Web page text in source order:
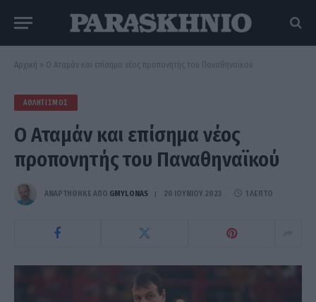
Αρχική » Ο Αταμάν και επίσημα νέος προπονητής του Παναθηναϊκού
ΑΘΛΗΤΙΣΜΌΣ
Ο Αταμάν και επίσημα νέος
προπονητής του Παναθηναϊκού
ΑΝΑΡΤΗΘΗΚΕ ΑΠΟ GMYLONAS 20 ΙΟΥΝΊΟΥ 2023 1 ΛΕΠΤΌ